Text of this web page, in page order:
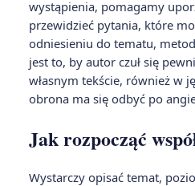
wystąpienia, pomagamy
przewidzieć pytania, które
odniesieniu do tematu,
jest to, by autor czuł się
własnym tekście, również w
obrona ma się odbyć po
Jak rozpocząć
Wystarczy opisać temat,